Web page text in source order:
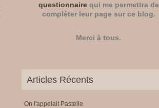
questionnairequi me permettra de
compléter leur page sur ce blog.
Merci à tous.
Articles Récents
On l'appelait Pastelle